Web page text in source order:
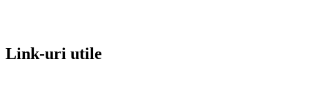
Link-uri utile